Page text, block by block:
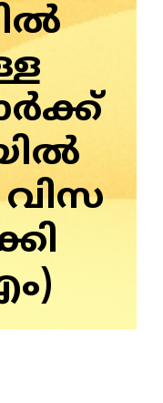
വിസ